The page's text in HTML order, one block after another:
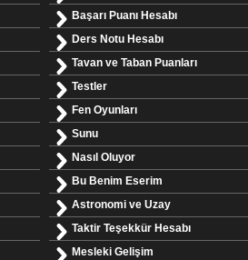
Başarı Puanı Hesabı
Ders Notu Hesabı
Tavan ve Taban Puanları
Testler
Fen Oyunları
Sunu
Nasıl Oluyor
Bu Benim Eserim
Astronomi ve Uzay
Taktir Teşekkür Hesabı
Mesleki Gelişim